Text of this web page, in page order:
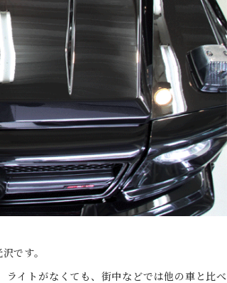
です。
ライトがなくても、街中などでは他の車と比べ